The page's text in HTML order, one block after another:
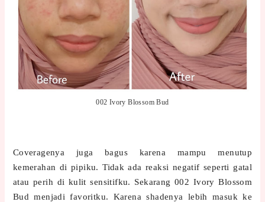
002 Ivory Blossom Bud
Coveragenya juga bagus karena mampu menutup
kemerahan di pipiku. Tidak ada reaksi negatif seperti gatal
atau perih di kulit sensitifku. Sekarang 002 Ivory Blossom
Bud menjadi favoritku. Karena shadenya lebih masuk ke